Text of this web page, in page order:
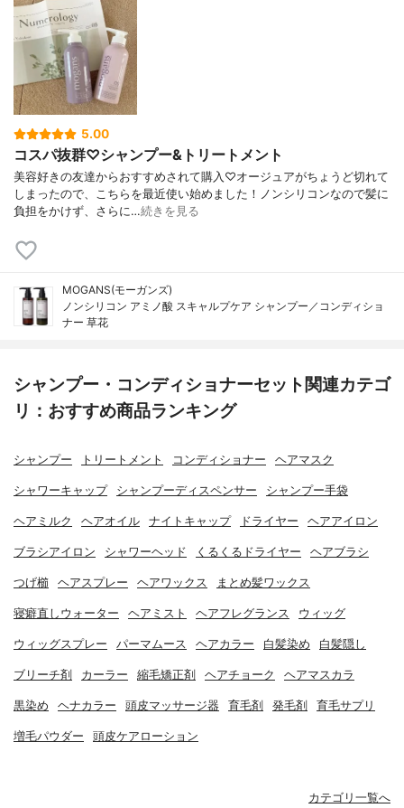
5.00
コスパ抜群♡シャンプー&トリートメント
美容好きの友達からおすすめされて購入♡オージュアがちょうど切れて
しまったので、こちらを最近使い始めました！ノンシリコンなので髪に
負担をかけず、さらに…続きを見る
MOGANS(モーガンズ)
ノンシリコン アミノ酸 スキャルプケア シャンプー／コンディショ
ナー 草花
シャンプー・コンディショナーセット関連カテゴ
リ：おすすめ商品ランキング
シャンプー トリートメント コンディショナー ヘアマスク
シャワーキャップ シャンプーディスペンサー シャンプー手袋
ヘアミルク ヘアオイル ナイトキャップ ドライヤー ヘアアイロン
ブラシアイロン シャワーヘッド くるくるドライヤー ヘアブラシ
つげ櫛 ヘアスプレー ヘアワックス まとめ髪ワックス
寝癖直しウォーター ヘアミスト ヘアフレグランス ウィッグ
ウィッグスプレー パーマムース ヘアカラー 白髪染め 白髪隠し
ブリーチ剤 カーラー 縮毛矯正剤 ヘアチョーク ヘアマスカラ
黒染め ヘナカラー 頭皮マッサージ器 育毛剤 発毛剤 育毛サプリ
増毛パウダー 頭皮ケアローション
カテゴリ一覧へ